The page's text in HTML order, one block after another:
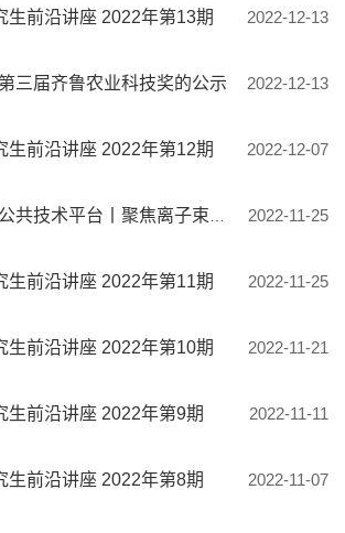
2022-12-13
生前沿讲座 2022年第13期
2022-12-13
三届齐鲁农业科技奖的公示
2022-12-07
生前沿讲座 2022年第12期
2022-11-25
描透射电子显微镜系统和超高分辨率显微镜系统顺利验收并正式投入使用
2022-11-25
生前沿讲座 2022年第11期
2022-11-21
生前沿讲座 2022年第10期
2022-11-11
生前沿讲座 2022年第9期
2022-11-07
生前沿讲座 2022年第8期